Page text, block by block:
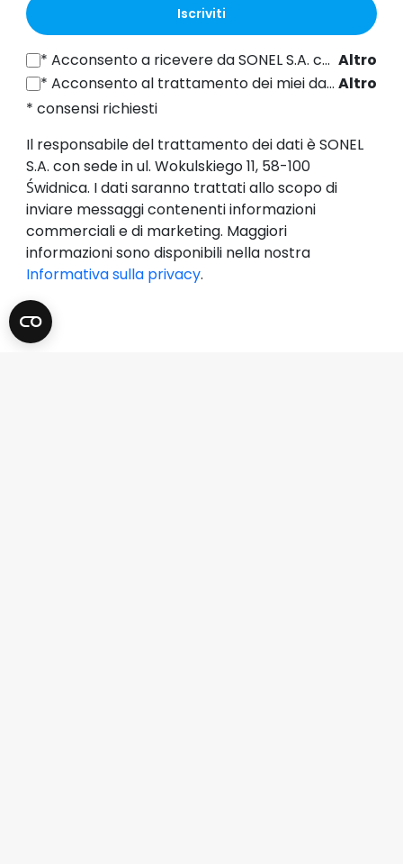
Iscriviti
*Acconsento a ricevere da SONEL S.A. con sede in ul. Wokulskiego 11, 58-100 Świdnica informazioni commerciali per via elettronica (all'indirizzo e-mail fornito) a fini di marketing, ai sensi dell'articolo 398 della legge del 12 luglio 2024 sul diritto delle comunicazioni elettroniche.
Altro
*Acconsento al trattamento dei miei dati personali (indirizzo e-mail) da parte di SONEL S.A. con sede in ul. Wokulskiego 11, 58-100 Świdnica, ai fini dell'invio di newsletter contenenti informazioni commerciali e di marketing, ai sensi dell'art. 6, comma 1, lettera a) del Regolamento generale sulla protezione dei dati (GDPR). Altro
* consensi richiesti
Il responsabile del trattamento dei dati è SONEL
S.A. con sede in ul. Wokulskiego 11, 58-100
Świdnica. I dati saranno trattati allo scopo di
inviare messaggi contenenti informazioni
commerciali e di marketing. Maggiori
informazioni sono disponibili nella nostra
Informativa sulla privacy.